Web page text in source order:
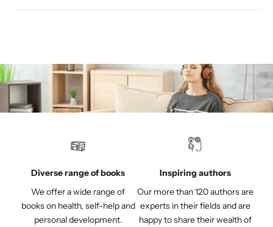
Diverse range of books
We offer a wide range of
books on health, self-help and
personal development.
Inspiring authors
Our more than 120 authors are
experts in their fields and are
happy to share their wealth of